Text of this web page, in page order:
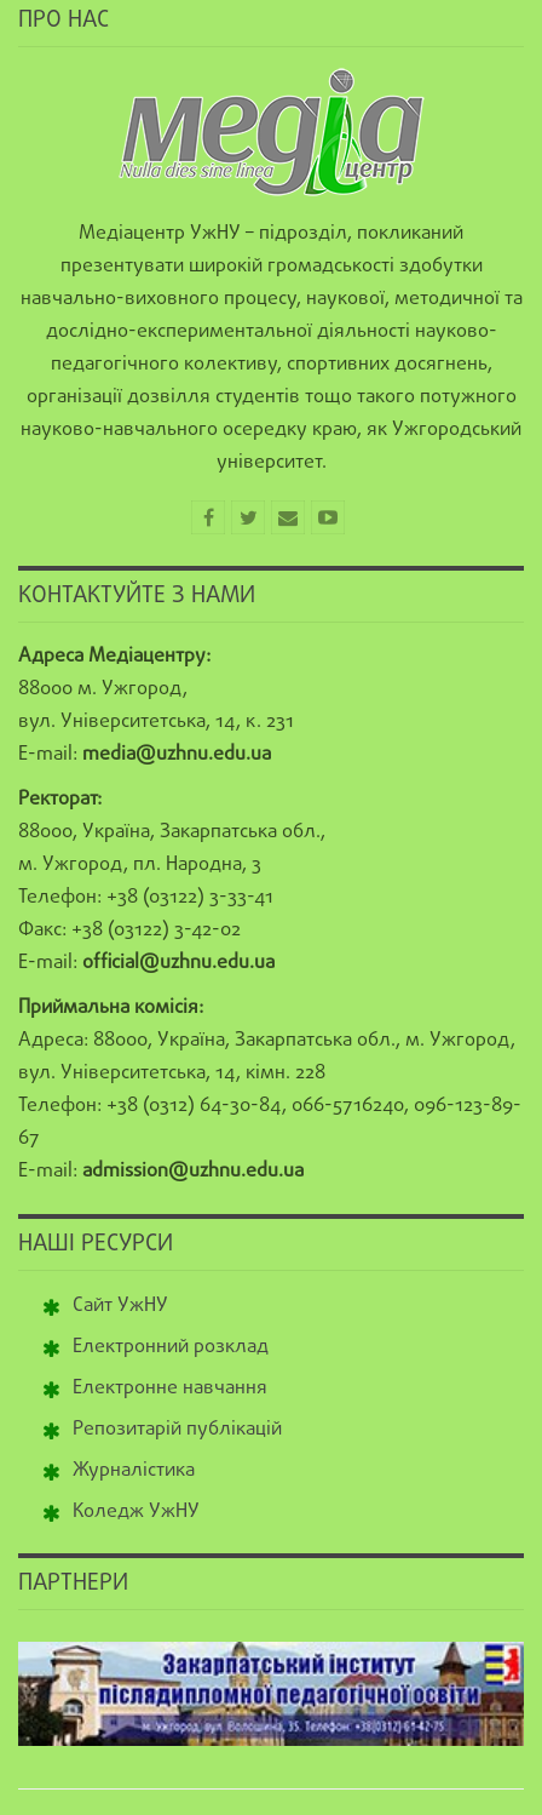
ПРО НАС
Медіацентр УжНУ – підрозділ, покликаний
презентувати широкій громадськості здобутки
навчально-виховного процесу, наукової, методичної та
дослідно-експериментальної діяльності науково-
педагогічного колективу, спортивних досягнень,
організації дозвілля студентів тощо такого потужного
науково-навчального осередку краю, як Ужгородський
університет.
КОНТАКТУЙТЕ З НАМИ
Адреса Медіацентру:
88000 м. Ужгород,
вул. Університетська, 14, к. 231
E-mail: media@uzhnu.edu.ua
Ректорат:
88000, Україна, Закарпатська обл.,
м. Ужгород, пл. Народна, 3
Телефон: +38 (03122) 3-33-41
Факс: +38 (03122) 3-42-02
E-mail: official@uzhnu.edu.ua
Приймальна комісія:
Адреса: 88000, Україна, Закарпатська обл., м. Ужгород,
вул. Університетська, 14, кімн. 228
Телефон: +38 (0312) 64-30-84, 066-5716240, 096-123-89-
67
E-mail: admission@uzhnu.edu.ua
НАШІ РЕСУРСИ
Сайт УжНУ
Електронний розклад
Електронне навчання
Репозитарій публікацій
Журналістика
Коледж УжНУ
ПАРТНЕРИ